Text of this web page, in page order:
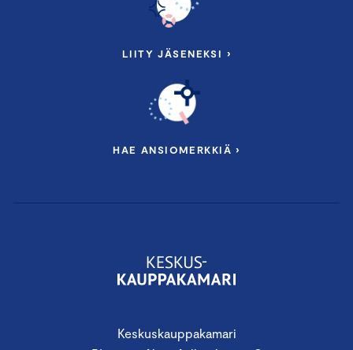
Keskuskauppakamari
LIITY JÄSENEKSI ›
HAE ANSIOMERKKIÄ ›